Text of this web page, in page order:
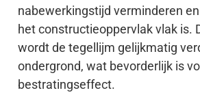
nabewerkingstijd verminderen
het constructieoppervlak vlak is.
wordt de tegellijm gelijkmatig
ondergrond, wat bevorderlijk is
bestratingseffect.